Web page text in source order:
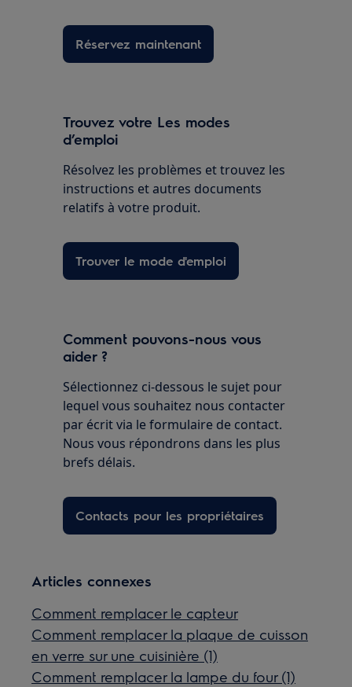
Réservez maintenant
Trouvez votre Les modes
d’emploi
Résolvez les problèmes et trouvez les
instructions et autres documents
relatifs à votre produit.
Trouver le mode d'emploi
Comment pouvons-nous vous
aider ?
Sélectionnez ci-dessous le sujet pour
lequel vous souhaitez nous contacter
par écrit via le formulaire de contact.
Nous vous répondrons dans les plus
brefs délais.
Contacts pour les propriétaires
Articles connexes
Comment remplacer le capteur
Comment remplacer la plaque de cuisson
en verre sur une cuisinière (1)
Comment remplacer la lampe du four (1)